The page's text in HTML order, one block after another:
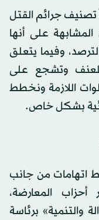
تصنيف جرائم القتل
على أنها
وفيما يتعلق
للعنف وتشجع على
اللازمة ونخطط
بشكل خاص.
اتهامات من جانب
المعارضة،
والتنمية» برئاسة